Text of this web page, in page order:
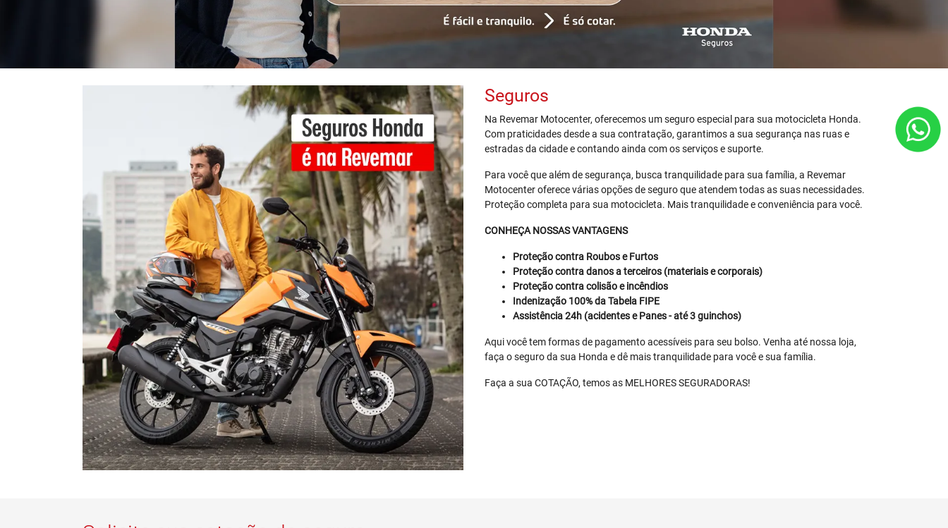
Seguros
Na Revemar Motocenter, oferecemos um seguro especial para sua motocicleta Honda.
Com praticidades desde a sua contratação, garantimos a sua segurança nas ruas e
estradas da cidade e contando ainda com os serviços e suporte.
Para você que além de segurança, busca tranquilidade para sua família, a Revemar
Motocenter oferece várias opções de seguro que atendem todas as suas necessidades.
Proteção completa para sua motocicleta. Mais tranquilidade e conveniência para você.
CONHEÇA NOSSAS VANTAGENS
Proteção contra Roubos e Furtos
Proteção contra danos a terceiros (materiais e corporais)
Proteção contra colisão e incêndios
Indenização 100% da Tabela FIPE
Assistência 24h (acidentes e Panes - até 3 guinchos)
Aqui você tem formas de pagamento acessíveis para seu bolso. Venha até nossa loja,
faça o seguro da sua Honda e dê mais tranquilidade para você e sua família.
Faça a sua COTAÇÃO, temos as MELHORES SEGURADORAS!